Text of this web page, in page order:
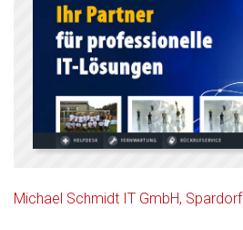
Michael Schmidt IT GmbH, Spardorf